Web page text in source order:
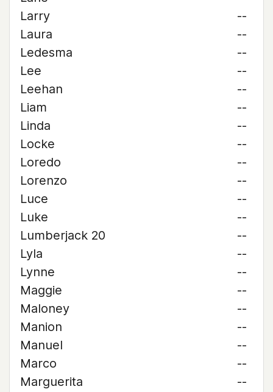
Larry
--
Laura
--
Ledesma
--
Lee
--
Leehan
--
Liam
--
Linda
--
Locke
--
Loredo
--
Lorenzo
--
Luce
--
Luke
--
Lumberjack 20
--
Lyla
--
Lynne
--
Maggie
--
Maloney
--
Manion
--
Manuel
--
Marco
--
Marguerita
--